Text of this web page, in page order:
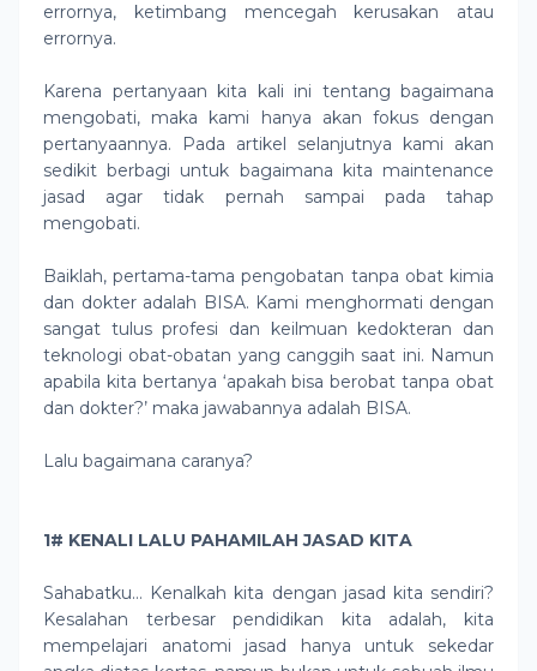
errornya, ketimbang mencegah kerusakan atau
errornya.
Karena pertanyaan kita kali ini tentang bagaimana
mengobati, maka kami hanya akan fokus dengan
pertanyaannya. Pada artikel selanjutnya kami akan
sedikit berbagi untuk bagaimana kita maintenance
jasad agar tidak pernah sampai pada tahap
mengobati.
Baiklah, pertama-tama pengobatan tanpa obat kimia
dan dokter adalah BISA. Kami menghormati dengan
sangat tulus profesi dan keilmuan kedokteran dan
teknologi obat-obatan yang canggih saat ini. Namun
apabila kita bertanya ‘apakah bisa berobat tanpa obat
dan dokter?’ maka jawabannya adalah BISA.
Lalu bagaimana caranya?
1# KENALI LALU PAHAMILAH JASAD KITA
Sahabatku… Kenalkah kita dengan jasad kita sendiri?
Kesalahan terbesar pendidikan kita adalah, kita
mempelajari anatomi jasad hanya untuk sekedar